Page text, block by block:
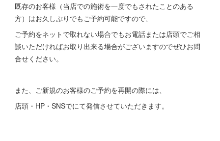
既存のお客様（当店での施術を一度でもされたことのある
方）はお久しぶりでもご予約可能ですので、
ご予約をネットで取れない場合でもお電話または店頭でご相
談いただければお取り出来る場合がございますのでぜひお問
合せください。
また、ご新規のお客様のご予約を再開の際には、
店頭・HP・SNSでにて発信させていただきます。